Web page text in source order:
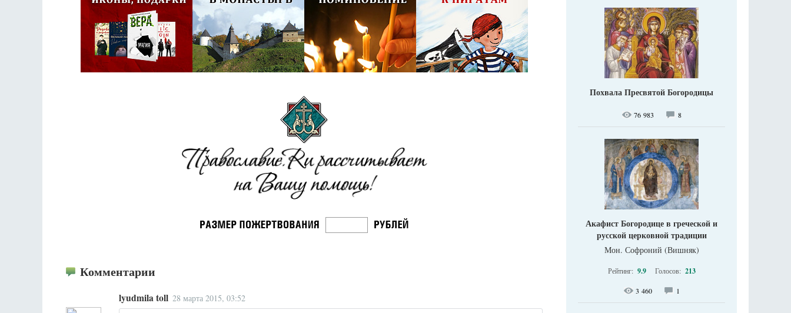
Комментарии
lyudmila toll 28 марта 2015, 03:52
Похвала Пресвятой Богородицы
76 983 8
Акафист Богородице в греческой и
русской церковной традиции
Мон. Софроний (Вишняк)
Рейтинг: 9.9 Голосов: 213
3 460 1